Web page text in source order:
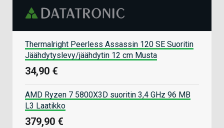
Thermalright Peerless Assassin 120 SE Suoritin
Jäähdytyslevy/jäähdytin 12 cm Musta
34,90 €
AMD Ryzen 7 5800X3D suoritin 3,4 GHz 96 MB
L3 Laatikko
379,90 €